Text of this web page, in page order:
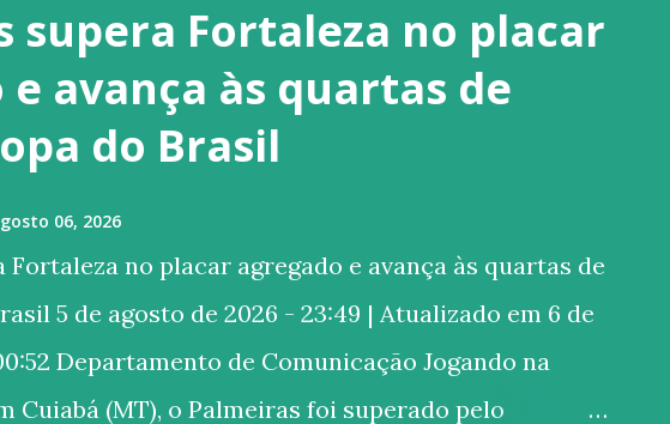
supera Fortaleza no placar
avança às quartas de
do Brasil
06, 2026
Fortaleza no placar agregado e avança às quartas de
5 de agosto de 2026 - 23:49 | Atualizado em 6 de
Departamento de Comunicação Jogando na
Cuiabá (MT), o Palmeiras foi superado pelo